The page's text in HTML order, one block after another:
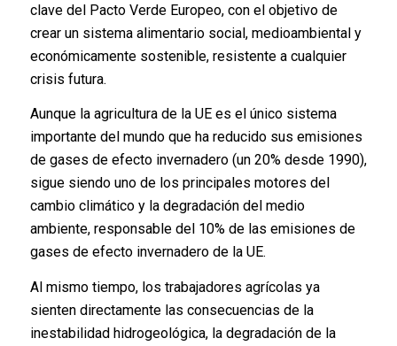
clave del Pacto Verde Europeo, con el objetivo de
crear un sistema alimentario social, medioambiental y
económicamente sostenible, resistente a cualquier
crisis futura.
Aunque la agricultura de la UE es el único sistema
importante del mundo que ha reducido sus emisiones
de gases de efecto invernadero (un 20% desde 1990),
sigue siendo uno de los principales motores del
cambio climático y la degradación del medio
ambiente, responsable del 10% de las emisiones de
gases de efecto invernadero de la UE.
Al mismo tiempo, los trabajadores agrícolas ya
sienten directamente las consecuencias de la
inestabilidad hidrogeológica, la degradación de la